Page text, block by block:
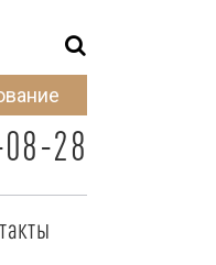
28